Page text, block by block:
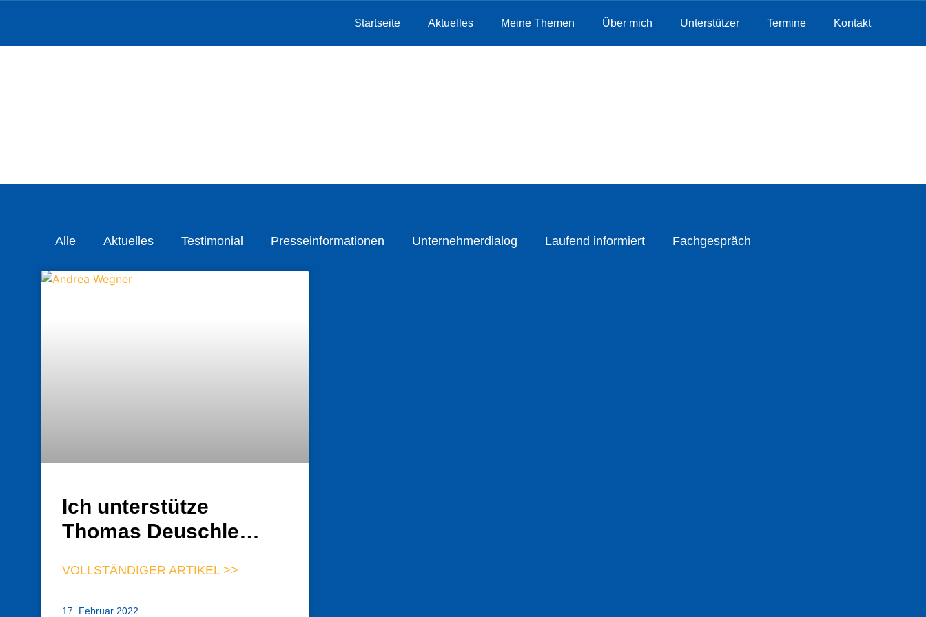
Startseite Aktuelles Meine Themen Über mich Unterstützer Termine Kontakt
Alle Aktuelles Testimonial Presseinformationen Unternehmerdialog Laufend informiert Fachgespräch
Ich unterstütze
Thomas Deuschle…
VOLLSTÄNDIGER ARTIKEL >>
17. Februar 2022